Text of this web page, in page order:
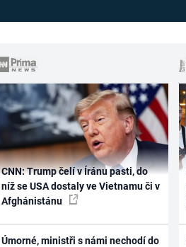
CNN: Trump čelí v Íránu pasti, do
níž se USA dostaly ve Vietnamu či v
Afghánistánu
Úmorné, ministři s námi nechodí do